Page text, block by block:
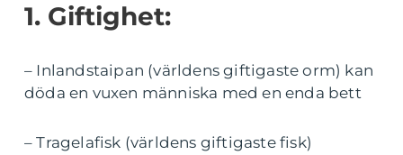
1. Giftighet:
– Inlandstaipan (världens giftigaste orm) kan
döda en vuxen människa med en enda bett
– Tragelafisk (världens giftigaste fisk)